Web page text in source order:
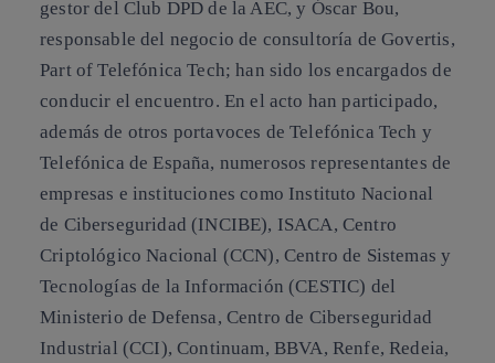
gestor del Club DPD de la AEC, y Óscar Bou,
responsable del negocio de consultoría de Govertis,
Part of Telefónica Tech; han sido los encargados de
conducir el encuentro. En el acto han participado,
además de otros portavoces de Telefónica Tech y
Telefónica de España, numerosos representantes de
empresas e instituciones como Instituto Nacional
de Ciberseguridad (INCIBE), ISACA, Centro
Criptológico Nacional (CCN), Centro de Sistemas y
Tecnologías de la Información (CESTIC) del
Ministerio de Defensa, Centro de Ciberseguridad
Industrial (CCI), Continuam, BBVA, Renfe, Redeia,